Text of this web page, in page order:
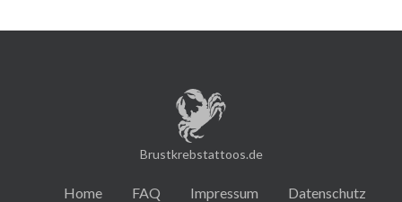
Brustkrebstattoos.de
Home FAQ Impressum Datenschutz